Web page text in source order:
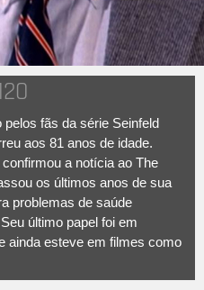
fãs da série Seinfeld
aos 81 anos de idade.
a notícia ao The
os últimos anos de sua
problemas de saúde
último papel foi em
ainda esteve em filmes como
em Hawaii Five-0 e Grey's